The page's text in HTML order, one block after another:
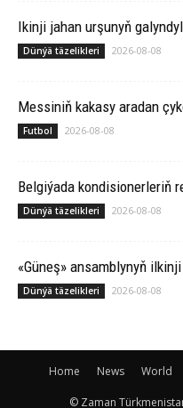
Ikinji jahan urşunyň
Dünýä täzelikleri 2026-08-08
Messiniň kakasy aradan
Futbol 2026-08-08
Belgiýada kondisionerleriň
Dünýä täzelikleri 2026-08-08
«Güneş» ansamblynyň
Dünýä täzelikleri 2026-08-08
Home News World
© Zaman